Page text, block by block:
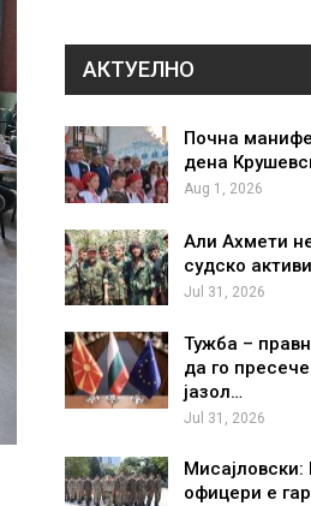
АКТУЕЛНО
Почна
дена
Aug 1, 2026
Али Ахмети
судско
Jul 31, 2026
Тужба –
да го
јазол…
Jul 31, 2026
Мисајловски:
офицери е